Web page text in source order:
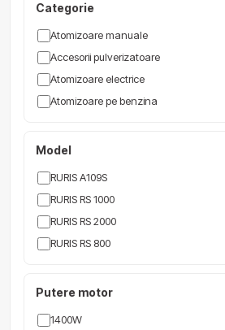
Categorie
Atomizoare manuale
Accesorii pulverizatoare
Atomizoare electrice
Atomizoare pe benzina
Model
RURIS A109S
RURIS RS 1000
RURIS RS 2000
RURIS RS 800
Putere motor
1400W